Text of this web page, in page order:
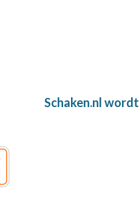
Schaken.nl